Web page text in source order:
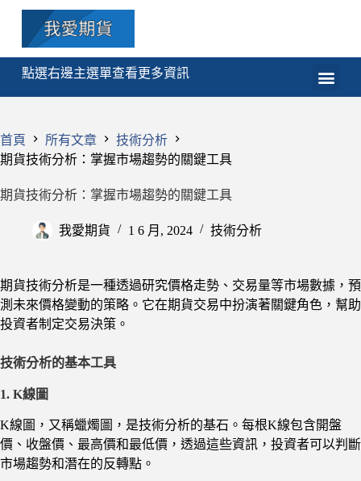
點選右邊主選單查看更多資訊
首頁 所有文章
技術分析
期貨技術分析：掌握市場趨勢的關鍵工具
期貨技術分析：掌握市場趨勢的關鍵工具
我愛期貨 1 6 月, 2024 技術分析
期貨技術分析是一種透過研究價格走勢、交易量等市場數據，預
測未來價格變動的策略。它在期貨交易中扮演著關鍵角色，幫助
投資者制定交易決策。
技術分析的基本工具
1. K線圖
K線圖，又稱蠟燭圖，是技術分析的基石。每根K線包含開盤
價、收盤價、最高價和最低價，透過這些資訊，投資者可以判斷
市場趨勢和潛在的反轉點。